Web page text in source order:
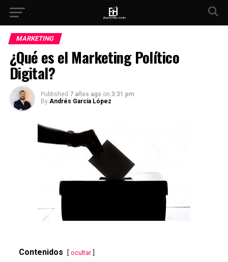
MARKETING
¿Qué es el Marketing Político
Digital?
Published 7 años ago on 3:31 pm
By Andrés García López
Contenidos ocultar